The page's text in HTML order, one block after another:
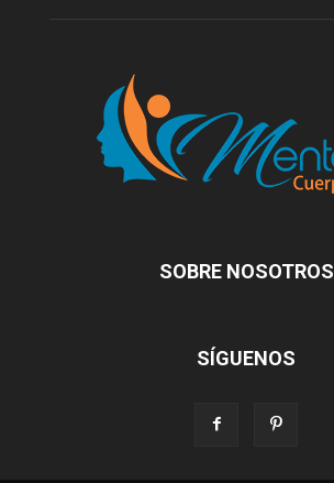
SOBRE NOSOTROS
SÍGUENOS